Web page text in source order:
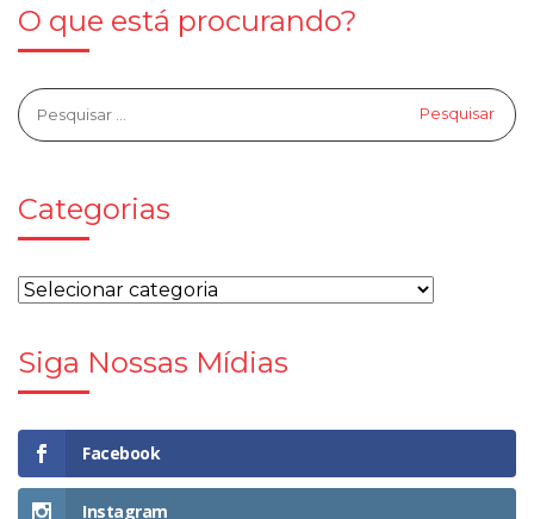
O que está procurando?
Categorias
Siga Nossas Mídias
Facebook
Instagram